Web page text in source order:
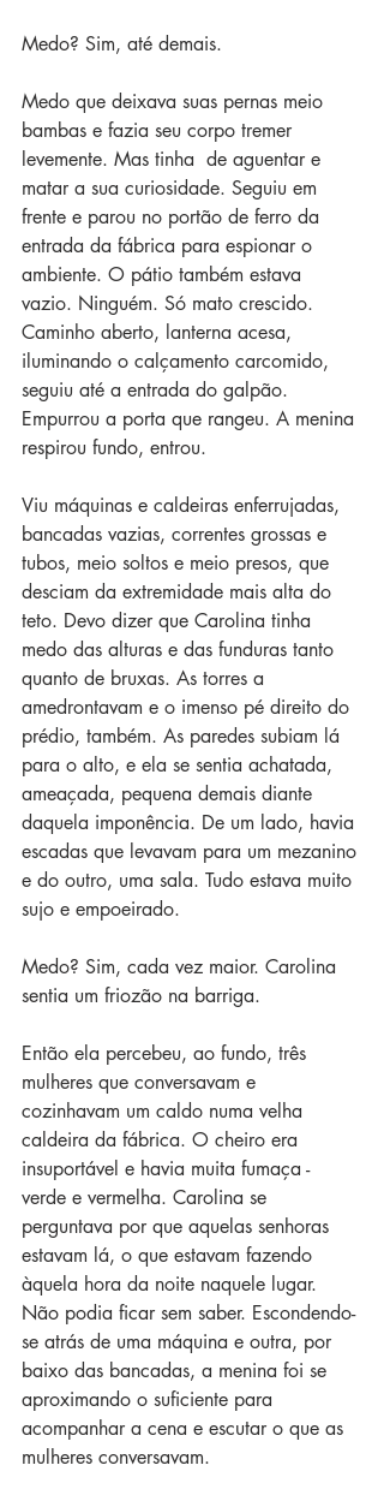
Medo? Sim, até demais.
Medo que deixava suas pernas meio
bambas e fazia seu corpo tremer
levemente. Mas tinha  de aguentar e
matar a sua curiosidade. Seguiu em
frente e parou no portão de ferro da
entrada da fábrica para espionar o
ambiente. O pátio também estava
vazio. Ninguém. Só mato crescido.
Caminho aberto, lanterna acesa,
iluminando o calçamento carcomido,
seguiu até a entrada do galpão.
Empurrou a porta que rangeu. A menina
respirou fundo, entrou.
Viu máquinas e caldeiras enferrujadas,
bancadas vazias, correntes grossas e
tubos, meio soltos e meio presos, que
desciam da extremidade mais alta do
teto. Devo dizer que Carolina tinha
medo das alturas e das funduras tanto
quanto de bruxas. As torres a
amedrontavam e o imenso pé direito do
prédio, também. As paredes subiam lá
para o alto, e ela se sentia achatada,
ameaçada, pequena demais diante
daquela imponência. De um lado, havia
escadas que levavam para um mezanino
e do outro, uma sala. Tudo estava muito
sujo e empoeirado.
Medo? Sim, cada vez maior. Carolina
sentia um friozão na barriga.
Então ela percebeu, ao fundo, três
mulheres que conversavam e
cozinhavam um caldo numa velha
caldeira da fábrica. O cheiro era
insuportável e havia muita fumaça -
verde e vermelha. Carolina se
perguntava por que aquelas senhoras
estavam lá, o que estavam fazendo
àquela hora da noite naquele lugar.
Não podia ficar sem saber. Escondendo-
se atrás de uma máquina e outra, por
baixo das bancadas, a menina foi se
aproximando o suficiente para
acompanhar a cena e escutar o que as
mulheres conversavam.